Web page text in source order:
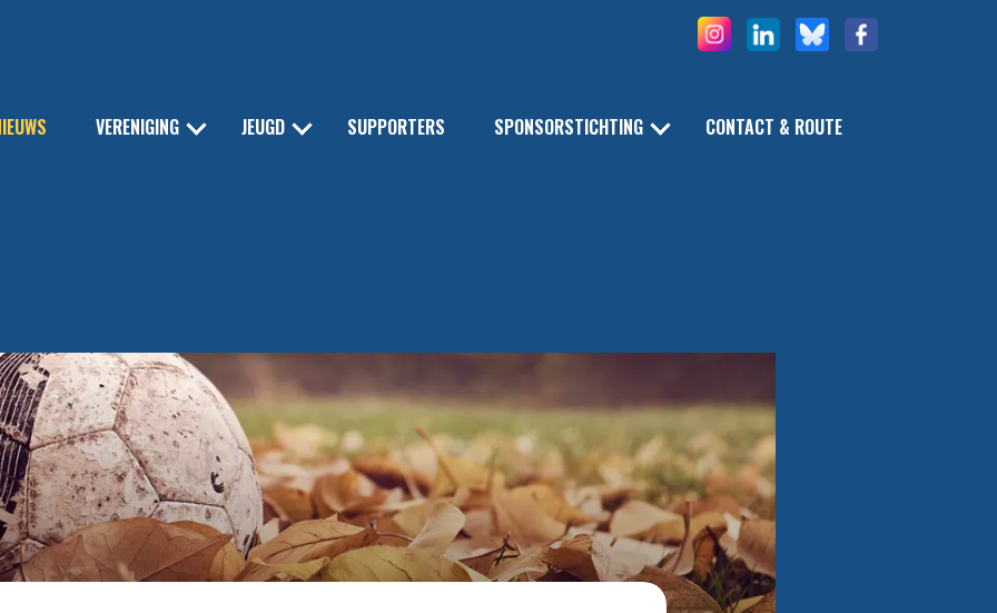
VERENIGING JEUGD SUPPORTERS SPONSORSTICHTING CONTACT & ROUTE
Bekijk alle foto's